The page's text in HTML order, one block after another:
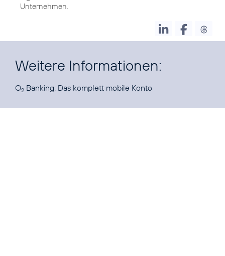
Unternehmen.
Weitere Informationen:
O2 Banking: Das komplett mobile Konto